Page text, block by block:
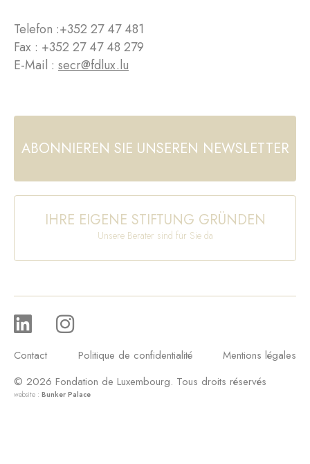
Telefon :+352 27 47 481
Fax : +352 27 47 48 279
E-Mail : secr@fdlux.lu
ABONNIEREN SIE UNSEREN NEWSLETTER
IHRE EIGENE STIFTUNG GRÜNDEN
Unsere Berater sind für Sie da
Contact Politique de confidentialité
Mentions légales
© 2026 Fondation de Luxembourg. Tous droits réservés
website : Bunker Palace